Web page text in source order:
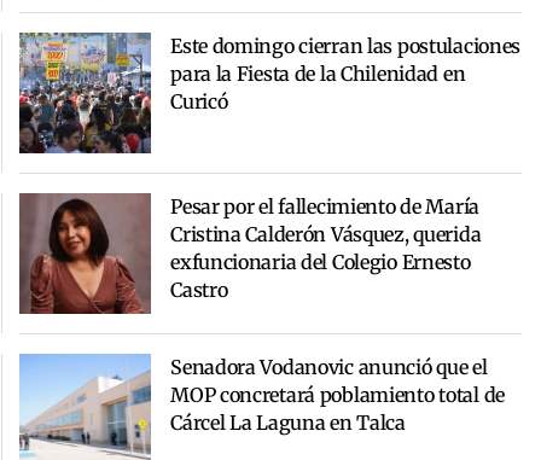
Este domingo cierran las postulaciones
para la Fiesta de la Chilenidad en
Curicó
Pesar por el fallecimiento de María
Cristina Calderón Vásquez, querida
exfuncionaria del Colegio Ernesto
Castro
Senadora Vodanovic anunció que el
MOP concretará poblamiento total de
Cárcel La Laguna en Talca